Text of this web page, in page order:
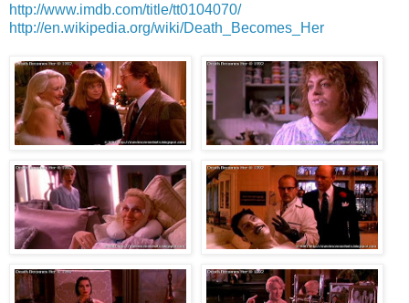
http://www.imdb.com/title/tt0104070/
http://en.wikipedia.org/wiki/Death_Becomes_Her